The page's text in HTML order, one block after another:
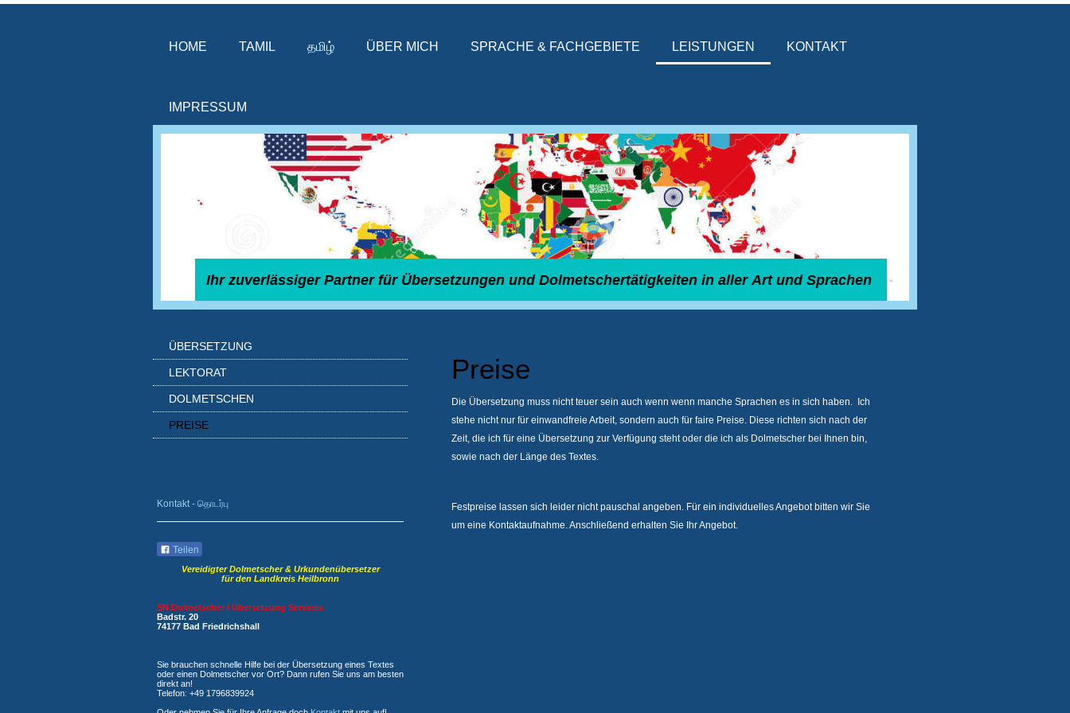
HOME TAMIL தமிழ் ÜBER MICH SPRACHE & FACHGEBIETE LEISTUNGEN KONTAKT
IMPRESSUM
Ihr zuverlässiger Partner für Übersetzungen und Dolmetschertätigkeiten in aller Art und Sprachen
Preise
Die Übersetzung muss nicht teuer sein auch wenn wenn manche Sprachen es in sich haben. Ich
stehe nicht nur für einwandfreie Arbeit, sondern auch für faire Preise. Diese richten sich nach der
Zeit, die ich für eine Übersetzung zur Verfügung steht oder die ich als Dolmetscher bei Ihnen bin,
sowie nach der Länge des Textes.
Festpreise lassen sich leider nicht pauschal angeben. Für ein individuelles Angebot bitten wir Sie
um eine Kontaktaufnahme. Anschließend erhalten Sie Ihr Angebot.
ÜBERSETZUNG
LEKTORAT
DOLMETSCHEN
PREISE
Kontakt - தொடர்பு
Teilen
Vereidigter Dolmetscher & Urkundenübersetzer
für den Landkreis Heilbronn
SN Dolmetscher / Übersetzung Services
Badstr. 20
74177 Bad Friedrichshall
Sie brauchen schnelle Hilfe bei der Übersetzung eines Textes
oder einen Dolmetscher vor Ort? Dann rufen Sie uns am besten
direkt an!
Telefon: +49 1796839924